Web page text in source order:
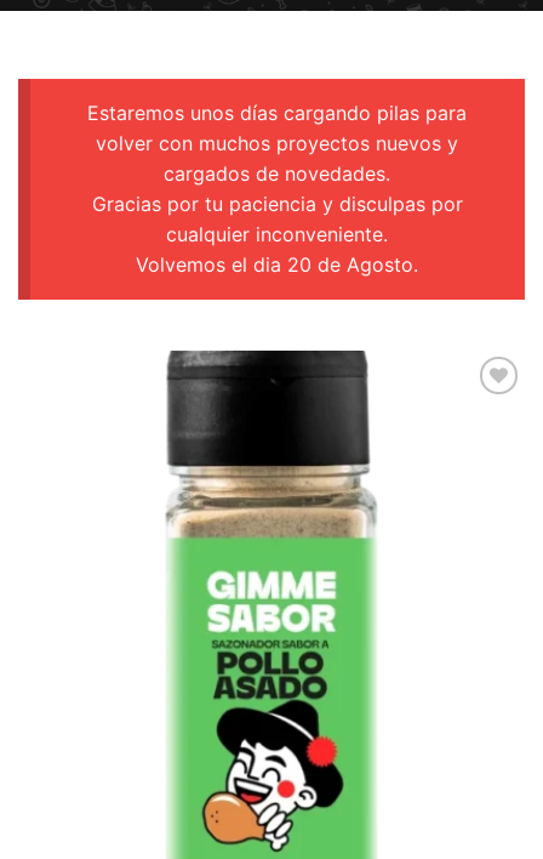
Estaremos unos días cargando pilas para
volver con muchos proyectos nuevos y
cargados de novedades.
Gracias por tu paciencia y disculpas por
cualquier inconveniente.
Volvemos el dia 20 de Agosto.